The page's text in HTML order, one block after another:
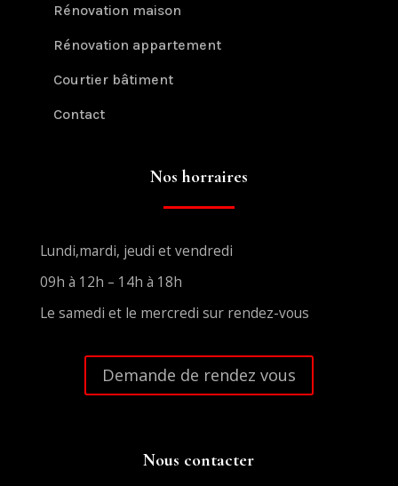
Rénovation maison
Rénovation appartement
Courtier bâtiment
Contact
Nos horraires
Lundi,mardi, jeudi et vendredi
09h à 12h – 14h à 18h
Le samedi et le mercredi sur rendez-vous
Demande de rendez vous
Nous contacter